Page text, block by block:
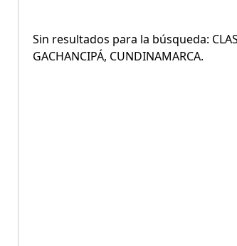
Sin resultados para la búsqueda:
GACHANCIPÁ, CUNDINAMARCA.